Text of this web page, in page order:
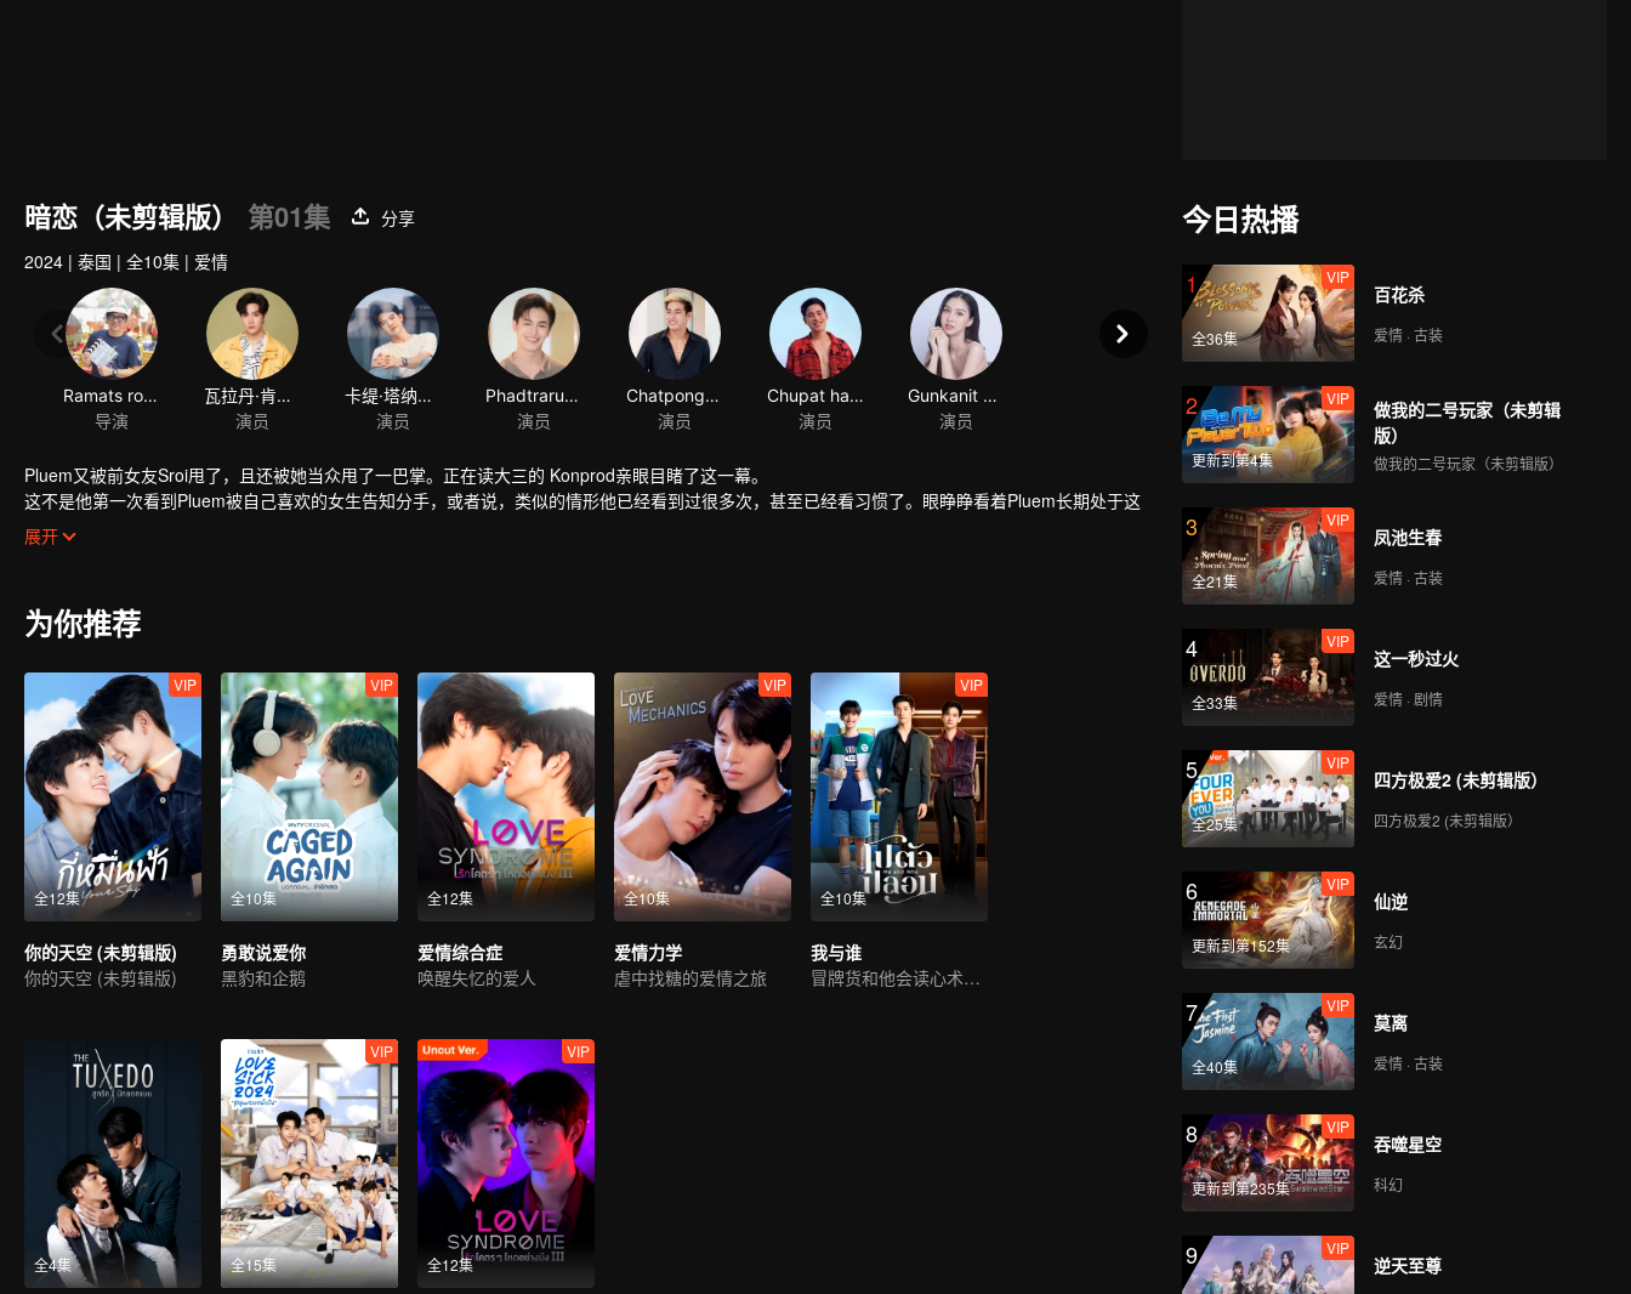
暗恋（未剪辑版） 第01集
分享
2024 | 泰国 | 全10集 | 爱情
Ramats roungpratoom
导演
瓦拉丹·肯蒙达
演员
卡缇·塔纳瓦特·苏克弗恩仸
演员
Pluem又被前女友Sroi甩了，且还被她当众甩了一巴掌。正在读大三的 Konprod亲眼目睹了这一幕。
这不是他第一次看到Pluem被自己喜欢的女生告知分手，或者说，类似的情形他已经看到过很多次，甚至已经看习惯了。眼睁睁看着Pluem长期处于这
种不良关系中，他却没有权利插手......
展开
为你推荐
全12集
VIP
你的天空 (未剪辑版)
你的天空 (未剪辑版)
全10集
VIP
勇敢说爱你
黑豹和企鹅
全12集
爱情综合症
唤醒失忆的爱人
全10集
VIP
爱情力学
虐中找糖的爱情之旅
全10集
VIP
我与谁
冒牌货和他会读心术的未婚夫
全4集 全15集
VIP
全12集
VIP
今日热播
1
全36集
VIP
百花杀
爱情 · 古装
2
更新到第4集
VIP
做我的二号玩家（未剪辑
版）
做我的二号玩家（未剪辑版）
3
全21集
VIP
凤池生春
爱情 · 古装
4
全33集
VIP
这一秒过火
爱情 · 剧情
5
全25集
VIP
四方极爱2 (未剪辑版）
四方极爱2 (未剪辑版）
6
更新到第152集
VIP
仙逆
玄幻
7
全40集
VIP
莫离
爱情 · 古装
8
更新到第235集
VIP
吞噬星空
科幻
9 VIP
逆天至尊